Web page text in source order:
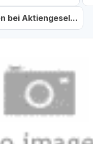
bei Aktiengesel...